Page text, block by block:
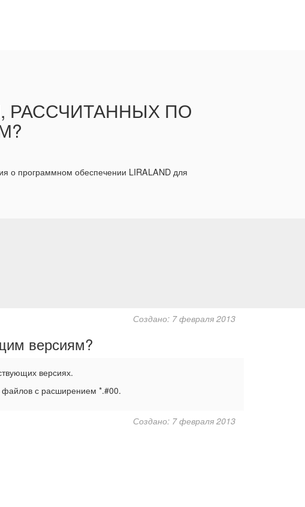
РАССЧИТАННЫХ ПО
о программном обеспечении LIRALAND для
Создано: 7 февраля 2013
версиям?
версиях.
файлов с расширением *.#00.
Создано: 7 февраля 2013